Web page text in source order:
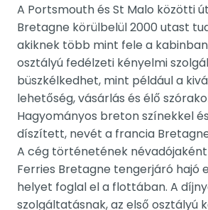
A Portsmouth és St Malo közötti
Bretagne körülbelül 2000 utast
akiknek több mint fele a kabinban
osztályú fedélzeti kényelmi
büszkélkedhet, mint például a
lehetőség, vásárlás és élő
Hagyományos breton színekkel
díszített, nevét a francia
A cég történetének
Ferries Bretagne tengerjáró hajó
helyet foglal el a flottában. A
szolgáltatásnak, az első osztályú